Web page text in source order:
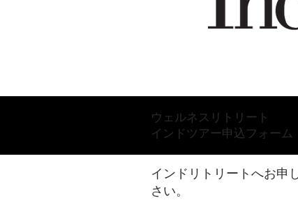
ウェルネスリトリート
インドツアー申込フォーム
インドリトリートへお申
さい。